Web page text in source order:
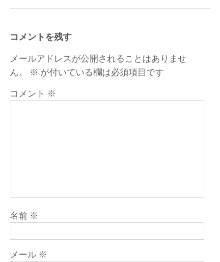
ゲ
シ
ン
コメントを残す
メールアドレスが公開されることはありませ
ん。
※ が付いている欄は必須項目です
コメント ※
名前 ※
メール ※